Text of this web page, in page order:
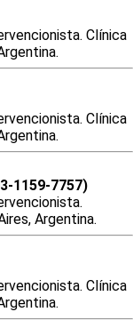
Clínica
Clínica
1159-7757)
Argentina.
Clínica